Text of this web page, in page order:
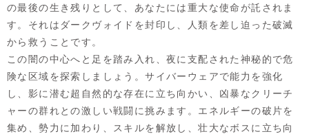
の最後の生き残りとして、あなたには重大な使命が託されま
す。それはダークヴォイドを封印し、人類を差し迫った破滅
から救うことです。
この闇の中心へと足を踏み入れ、夜に支配された神秘的で危
険な区域を探索しましょう。サイバーウェアで能力を強化
し、影に潜む超自然的な存在に立ち向かい、凶暴なクリーチ
ャーの群れとの激しい戦闘に挑みます。エネルギーの破片を
集め、勢力に加わり、スキルを解放し、壮大なボスに立ち向